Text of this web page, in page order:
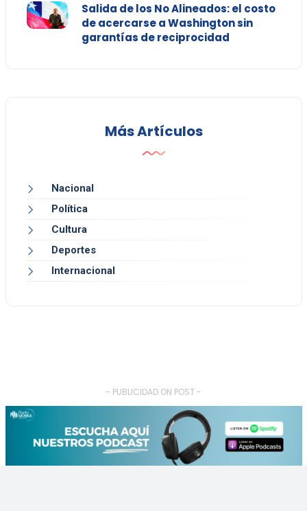
Salida de los No Alineados: el costo
de acercarse a Washington sin
garantías de reciprocidad
Más Artículos
Nacional
Política
Cultura
Deportes
Internacional
- PUBLICIDAD ON POST -